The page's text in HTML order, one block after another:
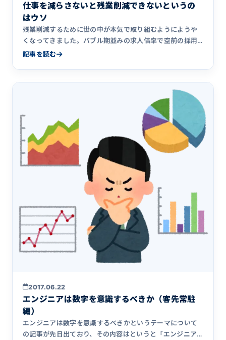
仕事を減らさないと残業削減できないというの
はウソ
残業削減するために世の中が本気で取り組むようにようや
くなってきました。バブル期並みの求人倍率で空前の採用
難の時代に突入し&hellip;
記事を読む
2017.06.22
エンジニアは数字を意識するべきか（客先常駐
編）
エンジニアは数字を意識するべきかというテーマについて
の記事が先日出ており、その内容はというと「エンジニア